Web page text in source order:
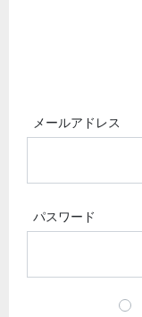
メールアドレス
パスワード